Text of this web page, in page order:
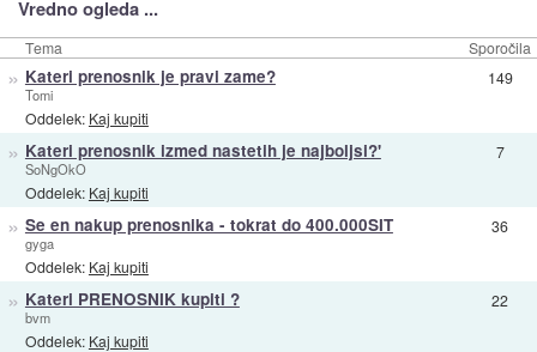
Vredno ogleda ...
Tema Sporočila
» Kateri prenosnik je pravi zame?
Tomi
Oddelek: Kaj kupiti
149
» Kateri prenosnik izmed nastetih je najboljsi?'
SoNgOkO
Oddelek: Kaj kupiti
7
» Se en nakup prenosnika - tokrat do 400.000SIT
gyga
Oddelek: Kaj kupiti
36
» Kateri PRENOSNIK kupiti ?
bvm
Oddelek: Kaj kupiti
22